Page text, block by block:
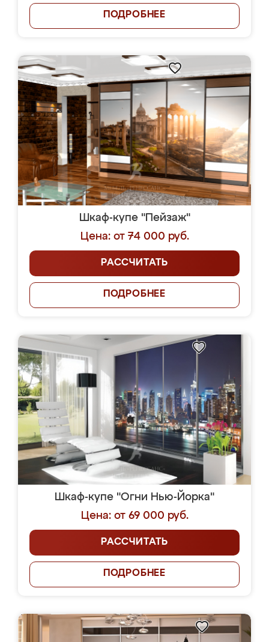
ПОДРОБНЕЕ
Шкаф-купе "Пейзаж"
Цена: от 74 000 руб.
РАССЧИТАТЬ
ПОДРОБНЕЕ
Шкаф-купе "Огни Нью-Йорка"
Цена: от 69 000 руб.
РАССЧИТАТЬ
ПОДРОБНЕЕ